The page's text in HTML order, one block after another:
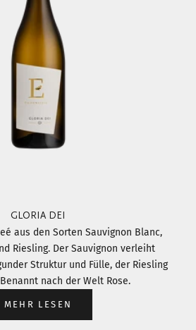
GLORIA DEI
aus den Sorten Sauvignon Blanc,
Riesling. Der Sauvignon verleiht
Struktur und Fülle, der Riesling
nach der Welt Rose.
MEHR LESEN